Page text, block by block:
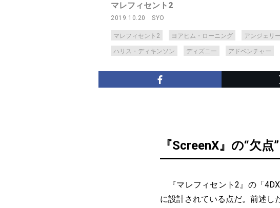
マレフィセント2
2019.10.20 SYO
マレフィセント2 ヨアヒム・ローニング アンジェリ
ハリス・ディキンソン ディズニー アドベンチャー
『ScreenX』の“欠
『マレフィセント2』の「
に設計されている点だ。前述し